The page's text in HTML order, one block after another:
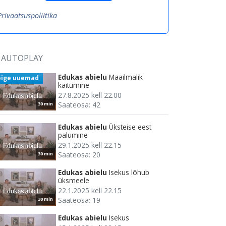
AUTOPLAY
30 min
uuemad Edukas abielu Maailmalik
käitumine
27.8.2025 kell 22.00
Saateosa: 42
30 min
Edukas abielu Üksteise eest
palumine
29.1.2025 kell 22.15
Saateosa: 20
30 min
Edukas abielu Isekus lõhub
üksmeele
22.1.2025 kell 22.15
Saateosa: 19
Edukas abielu Isekus